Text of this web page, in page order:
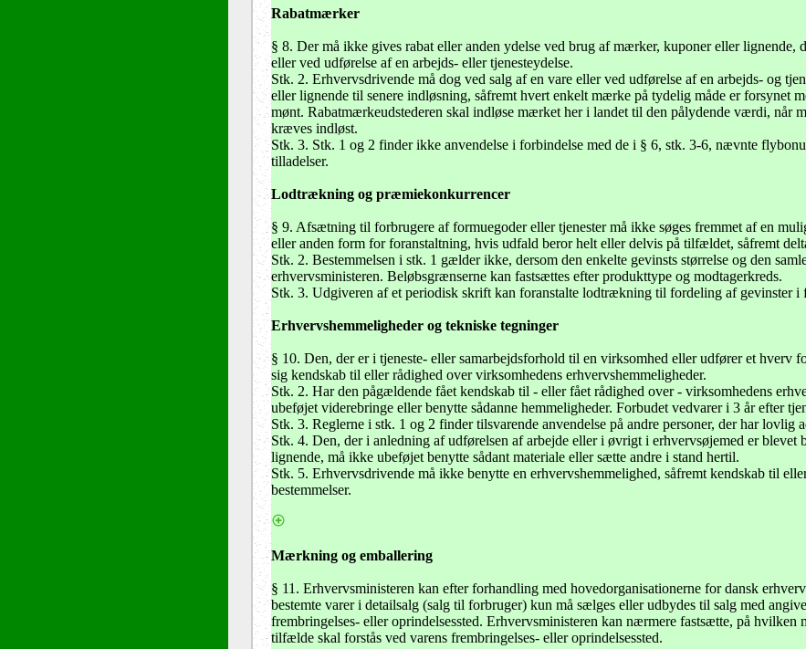
Rabatmærker
§ 8. Der må ikke gives rabat eller anden ydelse ved brug af mærker, kuponer eller
eller ved udførelse af en arbejds- eller tjenesteydelse.
Stk. 2. Erhvervsdrivende må dog ved salg af en vare eller ved udførelse af en arbejds- og
eller lignende til senere indløsning, såfremt hvert enkelt mærke på tydelig måde er forsynet
mønt. Rabatmærkeudstederen skal indløse mærket her i landet til den pålydende værdi, når
kræves indløst.
Stk. 3. Stk. 1 og 2 finder ikke anvendelse i forbindelse med de i § 6, stk. 3-6, nævnte
tilladelser.
Lodtrækning og præmiekonkurrencer
§ 9. Afsætning til forbrugere af formuegoder eller tjenester må ikke søges fremmet af en
eller anden form for foranstaltning, hvis udfald beror helt eller delvis på tilfældet, såfremt
Stk. 2. Bestemmelsen i stk. 1 gælder ikke, dersom den enkelte gevinsts størrelse og den
erhvervsministeren. Beløbsgrænserne kan fastsættes efter produkttype og modtagerkreds.
Stk. 3. Udgiveren af et periodisk skrift kan foranstalte lodtrækning til fordeling af gevinster
Erhvervshemmeligheder og tekniske tegninger
§ 10. Den, der er i tjeneste- eller samarbejdsforhold til en virksomhed eller udfører et hverv
sig kendskab til eller rådighed over virksomhedens erhvervshemmeligheder.
Stk. 2. Har den pågældende fået kendskab til - eller fået rådighed over - virksomhedens
ubeføjet viderebringe eller benytte sådanne hemmeligheder. Forbudet vedvarer i 3 år efter
Stk. 3. Reglerne i stk. 1 og 2 finder tilsvarende anvendelse på andre personer, der har lovlig
Stk. 4. Den, der i anledning af udførelsen af arbejde eller i øvrigt i erhvervsøjemed er blevet
lignende, må ikke ubeføjet benytte sådant materiale eller sætte andre i stand hertil.
Stk. 5. Erhvervsdrivende må ikke benytte en erhvervshemmelighed, såfremt kendskab til
bestemmelser.
Mærkning og emballering
§ 11. Erhvervsministeren kan efter forhandling med hovedorganisationerne for dansk
bestemte varer i detailsalg (salg til forbruger) kun må sælges eller udbydes til salg med
frembringelses- eller oprindelsessted. Erhvervsministeren kan nærmere fastsætte, på
tilfælde skal forstås ved varens frembringelses- eller oprindelsessted.